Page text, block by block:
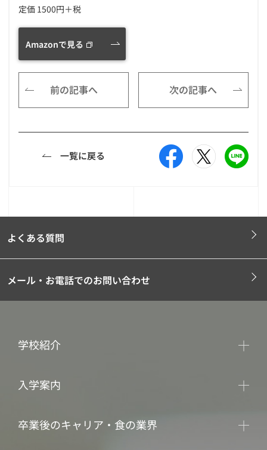
定価 1500円＋税
Amazonで見る
前の記事へ 次の記事へ
一覧に戻る
よくある質問
メール・お電話でのお問い合わせ
学校紹介
入学案内
卒業後のキャリア・食の業界